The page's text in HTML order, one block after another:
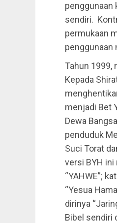
penggunaan
sendiri.
permukaan
penggunaan
Tahun 1999,
Kepada
menjadi Bet
Dewa
penduduk
Suci Torat
versi BYH ini
“YAHWE”;
“Yesua
dirinya
Bibel sendiri